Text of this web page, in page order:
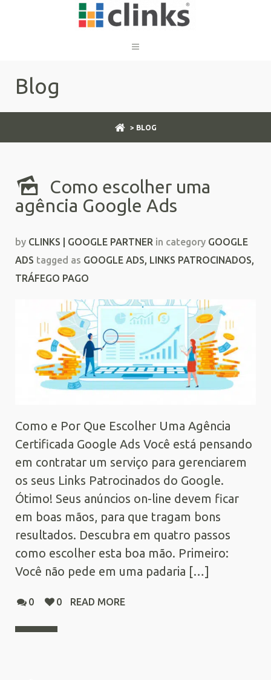
Blog
> BLOG
Como escolher uma
agência Google Ads
by CLINKS | GOOGLE PARTNER in category GOOGLE
ADS tagged as GOOGLE ADS, LINKS PATROCINADOS,
TRÁFEGO PAGO
Como e Por Que Escolher Uma Agência
Certificada Google Ads Você está pensando
em contratar um serviço para gerenciarem
os seus Links Patrocinados do Google.
Ótimo! Seus anúncios on-line devem ficar
em boas mãos, para que tragam bons
resultados. Descubra em quatro passos
como escolher esta boa mão. Primeiro:
Você não pede em uma padaria […]
0 0 READ MORE